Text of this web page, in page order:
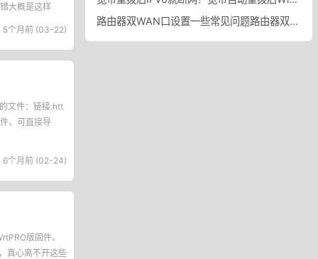
大概是这样
5个月前 (03-22)
文件：链接:htt
，可直接导
6个月前 (02-24)
版固件。
真心离不开这些
路由器双WAN口设置一些常见问题路由器双WAN口设置踩坑